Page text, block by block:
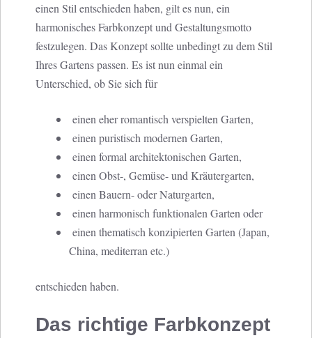
einen Stil entschieden haben, gilt es nun, ein
harmonisches Farbkonzept und Gestaltungsmotto
festzulegen. Das Konzept sollte unbedingt zu dem Stil
Ihres Gartens passen. Es ist nun einmal ein
Unterschied, ob Sie sich für
einen eher romantisch verspielten Garten,
einen puristisch modernen Garten,
einen formal architektonischen Garten,
einen Obst-, Gemüse- und Kräutergarten,
einen Bauern- oder Naturgarten,
einen harmonisch funktionalen Garten oder
einen thematisch konzipierten Garten (Japan,
China, mediterran etc.)
entschieden haben.
Das richtige Farbkonzept